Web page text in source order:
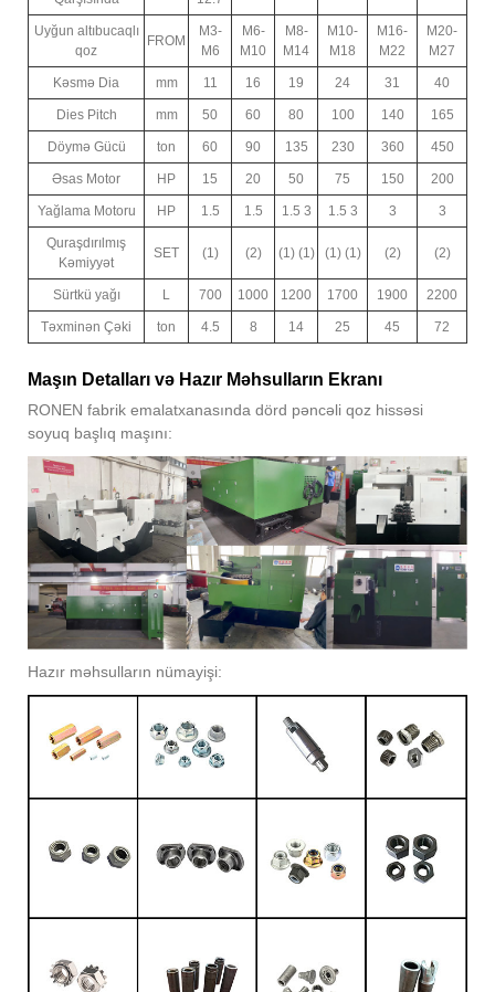
Uyğun altıbucaqlı
qoz
FROM
M3-
M6
M6-
M10
M8-
M14
M10-
M18
M16-
M22
M20-
M27
Kəsmə Dia mm 11 16 19 24 31 40
Dies Pitch mm 50 60 80 100 140 165
Döymə Gücü ton 60 90 135 230 360 450
Əsas Motor HP 15 20 50 75 150 200
Yağlama Motoru HP 1.5 1.5 1.5 3 1.5 3 3 3
Quraşdırılmış
Kəmiyyət
SET (1) (2) (1) (1) (1) (1) (2) (2)
Sürtkü yağı L 700 1000 1200 1700 1900 2200
Təxminən Çəki ton 4.5 8 14 25 45 72
Maşın Detalları və Hazır Məhsulların Ekranı
RONEN fabrik emalatxanasında dörd pəncəli qoz hissəsi
soyuq başlıq maşını:
Hazır məhsulların nümayişi: